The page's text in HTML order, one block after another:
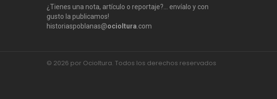
¿Tienes una nota, artículo o reportaje?… envíalo y con
gusto la publicamos!
historiaspoblanas@ocioltura .com
© 2026 por Ocioltura. Todos los derechos reservados